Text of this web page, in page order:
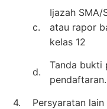
c.
Ijazah SMA/
atau rapor
kelas 12
d.
Tanda bukti
pendaftaran.
4.
Persyaratan